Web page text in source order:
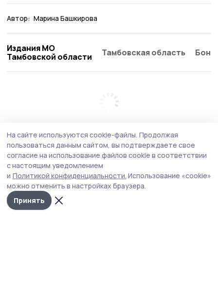
Автор: Марина Башкирова
Издания МО
Тамбовской области
Тамбовская область
На сайте используются cookie-файлы. Продолжая
пользоваться данным сайтом, вы подтверждаете свое
согласие на использование файлов cookie в соответствии
с настоящим уведомлением
и Политикой конфиденциальности. Использование «cookie»
можно отменить в настройках браузера.
Принять